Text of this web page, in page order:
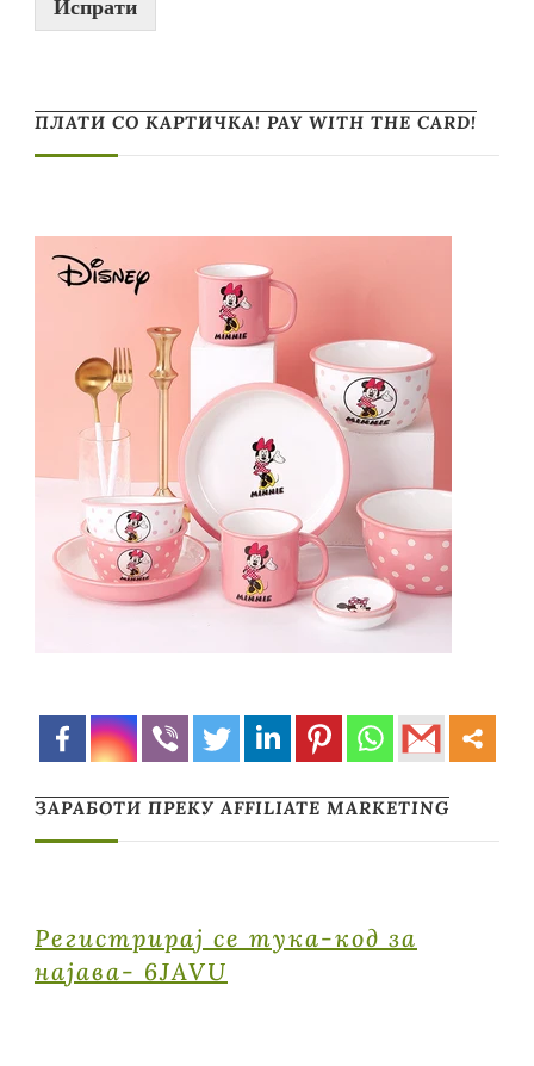
Испрати
ПЛАТИ СО КАРТИЧКА! PAY WITH THE CARD!
ЗАРАБОТИ ПРЕКУ AFFILIATE MARKETING
Регистрирај се тука-код за
најава- 6JAVU